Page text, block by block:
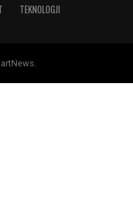
TEKNOLOGJI